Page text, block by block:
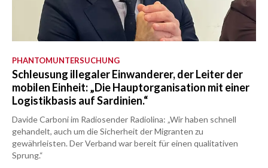
PHANTOMUNTERSUCHUNG
Schleusung illegaler Einwanderer, der Leiter der
mobilen Einheit: „Die Hauptorganisation mit einer
Logistikbasis auf Sardinien.“
Davide Carboni im Radiosender Radiolina: „Wir haben schnell
gehandelt, auch um die Sicherheit der Migranten zu
gewährleisten. Der Verband war bereit für einen qualitativen
Sprung.“